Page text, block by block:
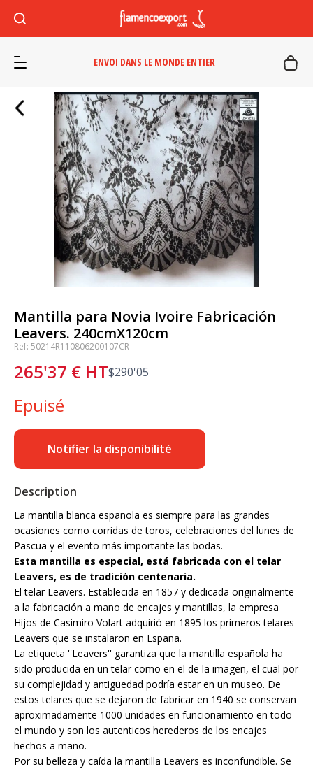
ENVOI DANS LE MONDE ENTIER
Mantilla para Novia Ivoire Fabricación
Leavers. 240cmX120cm
Ref: 50214R110806200107CR
265'37 € HT$290'05
Epuisé
Notifier la disponibilité
Description
La mantilla blanca española es siempre para las grandes
ocasiones como corridas de toros, celebraciones del lunes de
Pascua y el evento más importante las bodas.
Esta mantilla es especial, está fabricada con el telar
Leavers, es de tradición centenaria.
El telar Leavers. Establecida en 1857 y dedicada originalmente
a la fabricación a mano de encajes y mantillas, la empresa
Hijos de Casimiro Volart adquirió en 1895 los primeros telares
Leavers que se instalaron en España.
La etiqueta ''Leavers'' garantiza que la mantilla española ha
sido producida en un telar como en el de la imagen, el cual por
su complejidad y antigüedad podría estar en un museo. De
estos telares que se dejaron de fabricar en 1940 se conservan
aproximadamente 1000 unidades en funcionamiento en todo
el mundo y son los autenticos herederos de los encajes
hechos a mano.
Por su belleza y caída la mantilla Leavers es inconfundible. Se